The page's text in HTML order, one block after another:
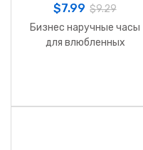
$7.99 $9.29
Бизнес наручные часы
для влюбленных